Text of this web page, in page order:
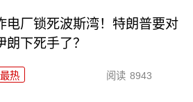
电厂锁死波斯湾！特朗普要对
朗下死手了？
最热 阅读 8943